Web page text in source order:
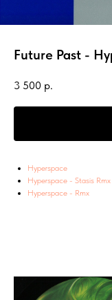
Future Past -
3 500 р.
Hyperspace
Hyperspace - Stasis Rmx
Hyperspace - Rmx